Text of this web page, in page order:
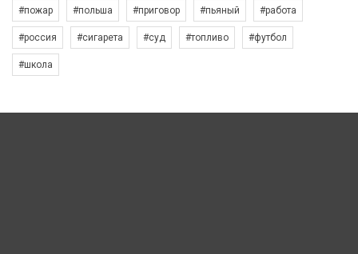
#пожар #польша #приговор #пьяный #работа
#россия #сигарета #суд #топливо #футбол
#школа